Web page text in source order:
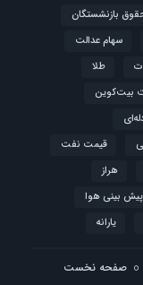
بازنشستگان
سهام عدالت
طلا
بیت‌کوین
قیمت نفت
هراز
پیش بینی هوا
یارانه
صفحه نخست